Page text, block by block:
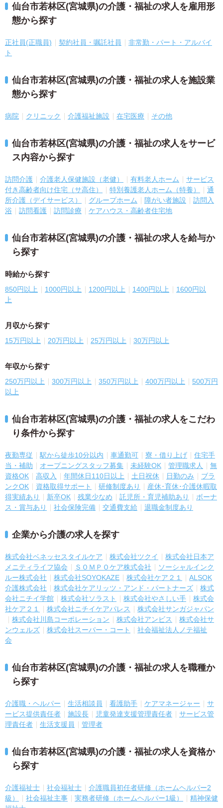
仙台市若林区(宮城県)の介護・福祉の求人を雇用形
態から探す
正社員(正職員) 契約社員・嘱託社員
非常勤・パート・アルバイ
ト
仙台市若林区(宮城県)の介護・福祉の求人を施設業
態から探す
病院 クリニック 介護福祉施設 在宅医療 その他
仙台市若林区(宮城県)の介護・福祉の求人をサービ
ス内容から探す
訪問介護 介護老人保健施設（老健） 有料老人ホーム
サービス
付き高齢者向け住宅（サ高住）
特別養護老人ホーム（特養）
通
所介護（デイサービス）
グループホーム 障がい者施設
訪問入
浴
訪問看護 訪問診療 ケアハウス・高齢者住宅地
仙台市若林区(宮城県)の介護・福祉の求人を給与か
ら探す
時給から探す
850円以上 1000円以上 1200円以上 1400円以上
1600円以
上
月収から探す
15万円以上 20万円以上 25万円以上 30万円以上
年収から探す
250万円以上 300万円以上 350万円以上 400万円以上
500万円
以上
仙台市若林区(宮城県)の介護・福祉の求人をこだわ
り条件から探す
夜勤専従 駅から徒歩10分以内 車通勤可 寮・借り上げ
住宅手
当・補助
オープニングスタッフ募集 未経験OK 管理職求人
無
資格OK
高収入 年間休日110日以上 土日祝休 日勤のみ
ブラ
ンクOK
資格取得サポート 研修制度あり
産休･育休･介護休暇取
得実績あり
新卒OK 残業少なめ 託児所・育児補助あり
ボーナ
ス・賞与あり
社会保険完備 交通費支給 退職金制度あり
企業から介護の求人を探す
株式会社ベネッセスタイルケア 株式会社ツクイ
株式会社日本ア
メニティライフ協会
ＳＯＭＰＯケア株式会社
ソーシャルインク
ルー株式会社
株式会社SOYOKAZE 株式会社ケア２１
ALSOK
介護株式会社
株式会社ケアリッツ・アンド・パートナーズ
株式
会社ニチイ学館
株式会社ソラスト 株式会社やさしい手
株式会
社ケア２１
株式会社ニチイケアパレス
株式会社サンガジャパン
株式会社川島コーポレーション
株式会社アンビス
株式会社サ
ンウェルズ
株式会社スーパー・コート
社会福祉法人ノテ福祉
会
仙台市若林区(宮城県)の介護・福祉の求人を職種か
ら探す
介護職・ヘルパー 生活相談員 看護助手 ケアマネージャー
サ
ービス提供責任者
施設長 児童発達支援管理責任者
サービス管
理責任者
生活支援員 管理者
仙台市若林区(宮城県)の介護・福祉の求人を資格か
ら探す
介護福祉士 社会福祉士
介護職員初任者研修（ホームヘルパー2
級）
社会福祉主事 実務者研修（ホームヘルパー1級）
精神保健